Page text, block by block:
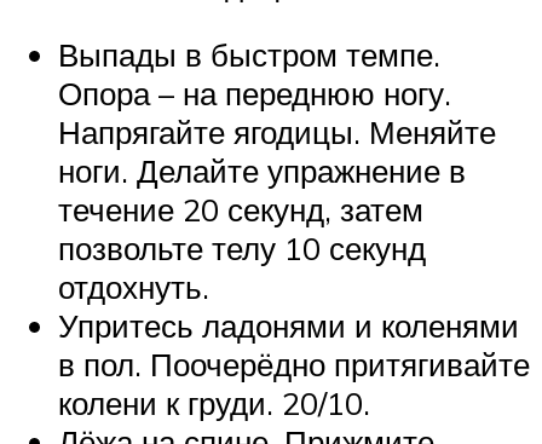
Выпады в быстром темпе.
Опора – на переднюю ногу.
Напрягайте ягодицы. Меняйте
ноги. Делайте упражнение в
течение 20 секунд, затем
позвольте телу 10 секунд
отдохнуть.
Упритесь ладонями и коленями
в пол. Поочерёдно притягивайте
колени к груди. 20/10.